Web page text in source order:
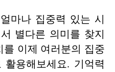
마나 집중력 있는 시
별다른 의미를 찾지
이제 여러분의 집중
용해보세요. 기억력